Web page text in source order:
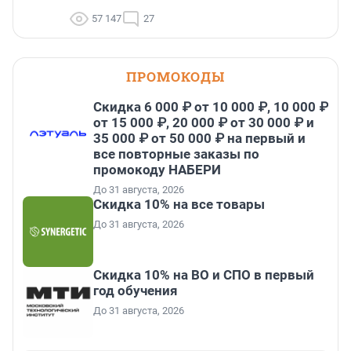
57 147 27
ПРОМОКОДЫ
Скидка 6 000 ₽ от 10 000 ₽, 10 000 ₽
от 15 000 ₽, 20 000 ₽ от 30 000 ₽ и
35 000 ₽ от 50 000 ₽ на первый и
все повторные заказы по
промокоду НАБЕРИ
До 31 августа, 2026
Скидка 10% на все товары
До 31 августа, 2026
Скидка 10% на ВО и СПО в первый
год обучения
До 31 августа, 2026